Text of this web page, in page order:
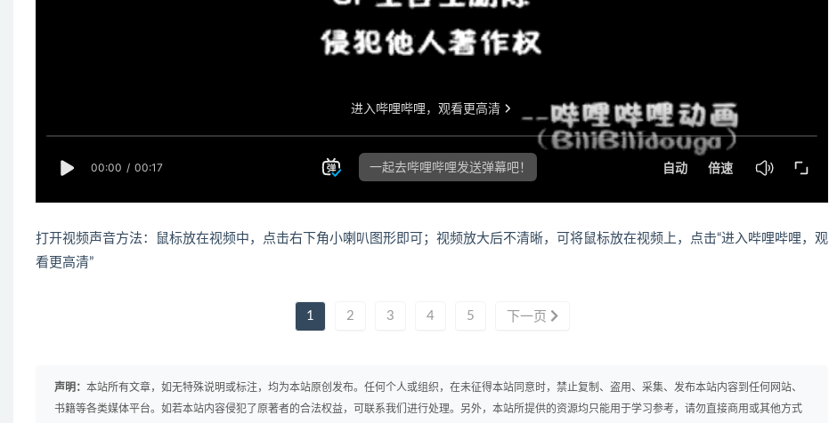
打开视频声音方法：鼠标放在视频中，点击右下角小喇叭图形即可；视频放大后不清晰，可将鼠标放在视频上，点击“进入哔哩哔哩，观
看更高清”
1 2 3 4 5 下一页
声明： 本站所有文章，如无特殊说明或标注，均为本站原创发布。任何个人或组织，在未征得本站同意时，禁止复制、盗用、采集、发布本站内容到任何网站、
书籍等各类媒体平台。如若本站内容侵犯了原著者的合法权益，可联系我们进行处理。另外，本站所提供的资源均只能用于学习参考，请勿直接商用或其他方式